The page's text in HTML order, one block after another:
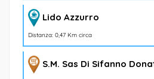
Lido Azzurro
Distanza: 0,47 Km circa
S.M. Sas Di Sifanno